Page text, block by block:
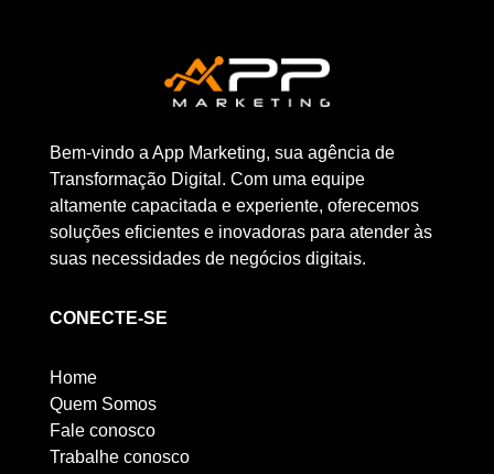
Bem-vindo a App Marketing, sua agência de
Transformação Digital. Com uma equipe
altamente capacitada e experiente, oferecemos
soluções eficientes e inovadoras para atender às
suas necessidades de negócios digitais.
CONECTE-SE
Home
Quem Somos
Fale conosco
Trabalhe conosco